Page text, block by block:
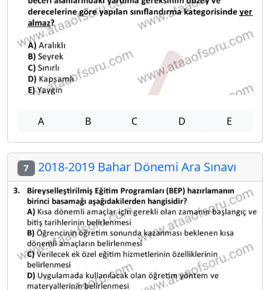
A B C D E
7 2018-2019 Bahar Dönemi Ara Sınavı